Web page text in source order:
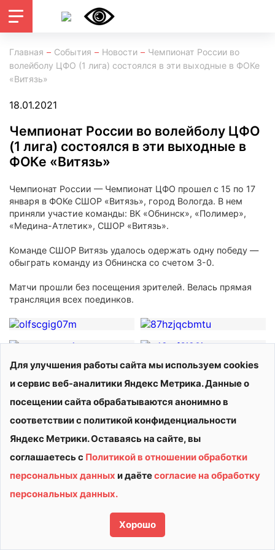
Главная События Новости
Чемпионат России во
волейболу ЦФО (1 лига) состоялся в эти выходные в ФОКе
«Витязь»
18.01.2021
Чемпионат России во волейболу ЦФО
(1 лига) состоялся в эти выходные в
ФОКе «Витязь»
Чемпионат России — Чемпионат ЦФО прошел с 15 по 17
января в ФОКе СШОР «Витязь», город Вологда. В нем
приняли участие команды: ВК «Обнинск», «Полимер»,
«Медина-Атлетик», СШОР «Витязь».
Команде СШОР Витязь удалось одержать одну победу —
обыграть команду из Обнинска со счетом 3-0.
Матчи прошли без посещения зрителей. Велась прямая
трансляция всех поединков.
© 2026 АУ ДО ВО «СШОР «ВИТЯЗЬ»
Политика конфиденциальности
Для улучшения работы сайта мы используем cookies
и сервис веб-аналитики Яндекс Метрика. Данные о
посещении сайта обрабатываются анонимно в
соответствии с политикой конфиденциальности
Яндекс Метрики. Оставаясь на сайте, вы
соглашаетесь с Политикой в отношении обработки
персональных данных и даётесогласие на обработку
персональных данных.
Хорошо